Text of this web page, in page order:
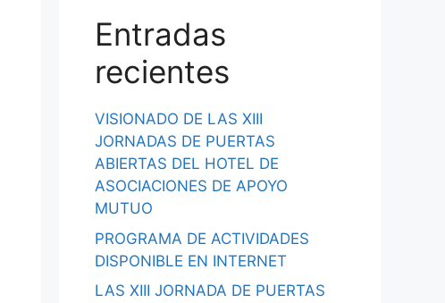
Entradas
recientes
VISIONADO DE LAS XIII
JORNADAS DE PUERTAS
ABIERTAS DEL HOTEL DE
ASOCIACIONES DE APOYO
MUTUO
PROGRAMA DE ACTIVIDADES
DISPONIBLE EN INTERNET
LAS XIII JORNADA DE PUERTAS